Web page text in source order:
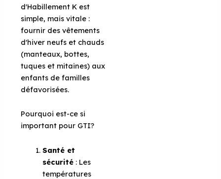
d'Habillement K est
simple, mais vitale :
fournir des vêtements
d'hiver neufs et chauds
(manteaux, bottes,
tuques et mitaines) aux
enfants de familles
défavorisées.
Pourquoi est-ce si
important pour GTI?
Santé et
sécurité : Les
températures